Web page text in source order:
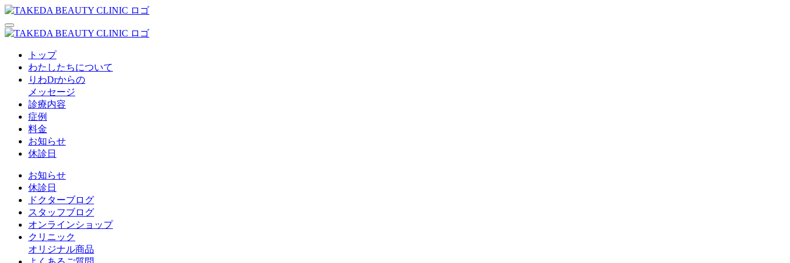
トップ
わたしたちについて
りわDrからの
メッセージ
診療内容
症例
料金
お知らせ
休診日
お知らせ
休診日
ドクターブログ
スタッフブログ
オンラインショップ
クリニック
オリジナル商品